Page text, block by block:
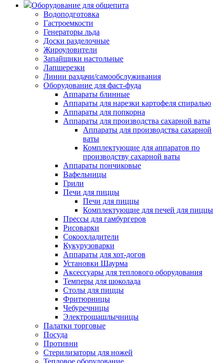
Оборудование для общепита
Водоподготовка
Гастроемкости
Генераторы льда
Доски разделочные
Жироуловители
Запайщики настольные
Лапшерезки
Линии раздачи/самообслуживания
Оборудование для фаст-фуда
Аппараты блинные
Аппараты для нарезки картофеля спиралью
Аппараты для попкорна
Аппараты для производства сахарной ваты
Аппараты для производства сахарной
ваты
Комплектующие для аппаратов по
производству сахарной ваты
Аппараты пончиковые
Вафельницы
Грили
Печи для пиццы
Печи для пиццы
Комплектующие для печей для пиццы
Прессы для гамбургеров
Рисоварки
Сокоохладители
Кукурузоварки
Аппараты для хот-догов
Установки Шаурма
Аксессуары для теплового оборудования
Темперы для шоколада
Столы для пиццы
Фритюрницы
Чебуречницы
Электрошашлычницы
Палатки торговые
Посуда
Противни
Стерилизаторы для ножей
Тепловое оборудование